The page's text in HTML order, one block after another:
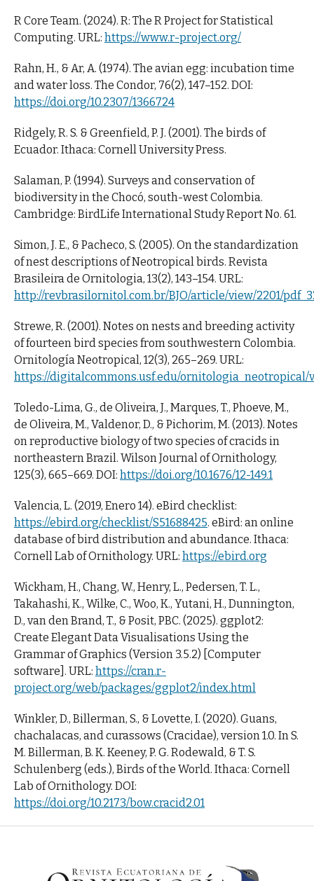
R Core Team. (2024). R: The R Project for Statistical
Computing. URL: https://www.r-project.org/
Rahn, H., & Ar, A. (1974). The avian egg: incubation time
and water loss. The Condor, 76(2), 147–152. DOI:
https://doi.org/10.2307/1366724
Ridgely, R. S. & Greenfield, P. J. (2001). The birds of
Ecuador. Ithaca: Cornell University Press.
Salaman, P. (1994). Surveys and conservation of
biodiversity in the Chocó, south-west Colombia.
Cambridge: BirdLife International Study Report No. 61.
Simon, J. E., & Pacheco, S. (2005). On the standardization
of nest descriptions of Neotropical birds. Revista
Brasileira de Ornitologia, 13(2), 143–154. URL:
http://revbrasilornitol.com.br/BJO/article/view/2201/
Strewe, R. (2001). Notes on nests and breeding activity
of fourteen bird species from southwestern Colombia.
Ornitología Neotropical, 12(3), 265–269. URL:
https://digitalcommons.usf.edu/ornitologia_neotropical/
Toledo-Lima, G., de Oliveira, J., Marques, T., Phoeve, M.,
de Oliveira, M., Valdenor, D., & Pichorim, M. (2013). Notes
on reproductive biology of two species of cracids in
northeastern Brazil. Wilson Journal of Ornithology,
125(3), 665–669. DOI: https://doi.org/10.1676/12-149.1
Valencia, L. (2019, Enero 14). eBird checklist:
https://ebird.org/checklist/S51688425. eBird: an online
database of bird distribution and abundance. Ithaca:
Cornell Lab of Ornithology. URL: https://ebird.org
Wickham, H., Chang, W., Henry, L., Pedersen, T. L.,
Takahashi, K., Wilke, C., Woo, K., Yutani, H., Dunnington,
D., van den Brand, T., & Posit, PBC. (2025). ggplot2:
Create Elegant Data Visualisations Using the
Grammar of Graphics (Version 3.5.2) [Computer
software]. URL: https://cran.r-
project.org/web/packages/ggplot2/index.html
Winkler, D., Billerman, S., & Lovette, I. (2020). Guans,
chachalacas, and curassows (Cracidae), version 1.0. In S.
M. Billerman, B. K. Keeney, P. G. Rodewald, & T. S.
Schulenberg (eds.), Birds of the World. Ithaca: Cornell
Lab of Ornithology. DOI:
https://doi.org/10.2173/bow.cracid2.01